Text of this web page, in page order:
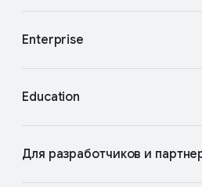
Enterprise
Education
Для разработчиков и